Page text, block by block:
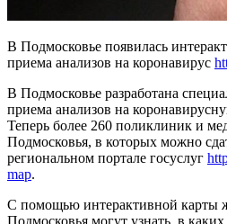
В Подмосковье появилась
приема анализов на коронавирус
В Подмосковье разработана
приема анализов на
Теперь более 260 поликлиник и
Подмосковья, в которых можно
региональном портале госуслуг
map.
С помощью интерактивной карты
Подмосковья могут узнать, в